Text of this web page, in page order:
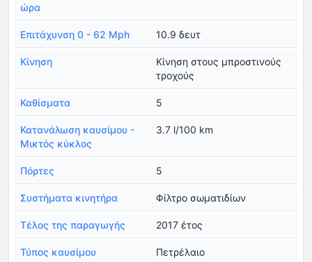
ώρα
Επιτάχυνση 0 - 62 Mph 10.9 δευτ
Κίνηση
Κίνηση στους μπροστινούς
τροχούς
Καθίσματα 5
Κατανάλωση καυσίμου -
Μικτός κύκλος
3.7 l/100 km
Πόρτες 5
Συστήματα κινητήρα Φίλτρο σωματιδίων
Τέλος της παραγωγής 2017 έτος
Τύπος καυσίμου Πετρέλαιο